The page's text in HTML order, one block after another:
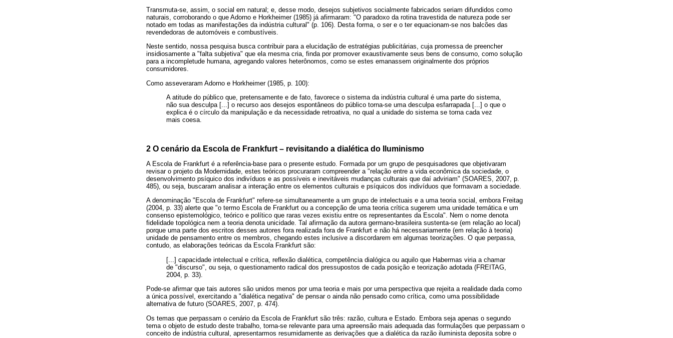
Transmuta-se, assim, o social em natural; e, desse modo, desejos subjetivos socialmente fabricados seriam difundidos como
naturais, corroborando o que Adorno e Horkheimer (1985) já afirmaram: "O paradoxo da rotina travestida de natureza pode ser
notado em todas as manifestações da indústria cultural" (p. 106). Desta forma, o ser e o ter equacionam-se nos balcões das
revendedoras de automóveis e combustíveis.
Neste sentido, nossa pesquisa busca contribuir para a elucidação de estratégias publicitárias, cuja promessa de preencher
insidiosamente a "falta subjetiva" que ela mesma cria, finda por promover exaustivamente seus bens de consumo, como solução
para a incompletude humana, agregando valores heterônomos, como se estes emanassem originalmente dos próprios
consumidores.
Como asseveraram Adorno e Horkheimer (1985, p. 100):
A atitude do público que, pretensamente e de fato, favorece o sistema da indústria cultural é uma parte do sistema,
não sua desculpa [...] o recurso aos desejos espontâneos do público torna-se uma desculpa esfarrapada [...] o que o
explica é o círculo da manipulação e da necessidade retroativa, no qual a unidade do sistema se torna cada vez
mais coesa.
2 O cenário da Escola de Frankfurt – revisitando a dialética do Iluminismo
A Escola de Frankfurt é a referência-base para o presente estudo. Formada por um grupo de pesquisadores que objetivaram
revisar o projeto da Modernidade, estes teóricos procuraram compreender a "relação entre a vida econômica da sociedade, o
desenvolvimento psíquico dos indivíduos e as possíveis e inevitáveis mudanças culturais que daí adviriam" (SOARES, 2007, p.
485), ou seja, buscaram analisar a interação entre os elementos culturais e psíquicos dos indivíduos que formavam a sociedade.
A denominação "Escola de Frankfurt" refere-se simultaneamente a um grupo de intelectuais e a uma teoria social, embora Freitag
(2004, p. 33) alerte que "o termo Escola de Frankfurt ou a concepção de uma teoria crítica sugerem uma unidade temática e um
consenso epistemológico, teórico e político que raras vezes existiu entre os representantes da Escola". Nem o nome denota
fidelidade topológica nem a teoria denota unicidade. Tal afirmação da autora germano-brasileira sustenta-se (em relação ao local)
porque uma parte dos escritos desses autores fora realizada fora de Frankfurt e não há necessariamente (em relação à teoria)
unidade de pensamento entre os membros, chegando estes inclusive a discordarem em algumas teorizações. O que perpassa,
contudo, as elaborações teóricas da Escola Frankfurt são:
[...] capacidade intelectual e crítica, reflexão dialética, competência dialógica ou aquilo que Habermas viria a chamar
de "discurso", ou seja, o questionamento radical dos pressupostos de cada posição e teorização adotada (FREITAG,
2004, p. 33).
Pode-se afirmar que tais autores são unidos menos por uma teoria e mais por uma perspectiva que rejeita a realidade dada como
a única possível, exercitando a "dialética negativa" de pensar o ainda não pensado como crítica, como uma possibilidade
alternativa de futuro (SOARES, 2007, p. 474).
Os temas que perpassam o cenário da Escola de Frankfurt são três: razão, cultura e Estado. Embora seja apenas o segundo
tema o objeto de estudo deste trabalho, torna-se relevante para uma apreensão mais adequada das formulações que perpassam o
conceito de indústria cultural, apresentarmos resumidamente as derivações que a dialética da razão iluminista deposita sobre o